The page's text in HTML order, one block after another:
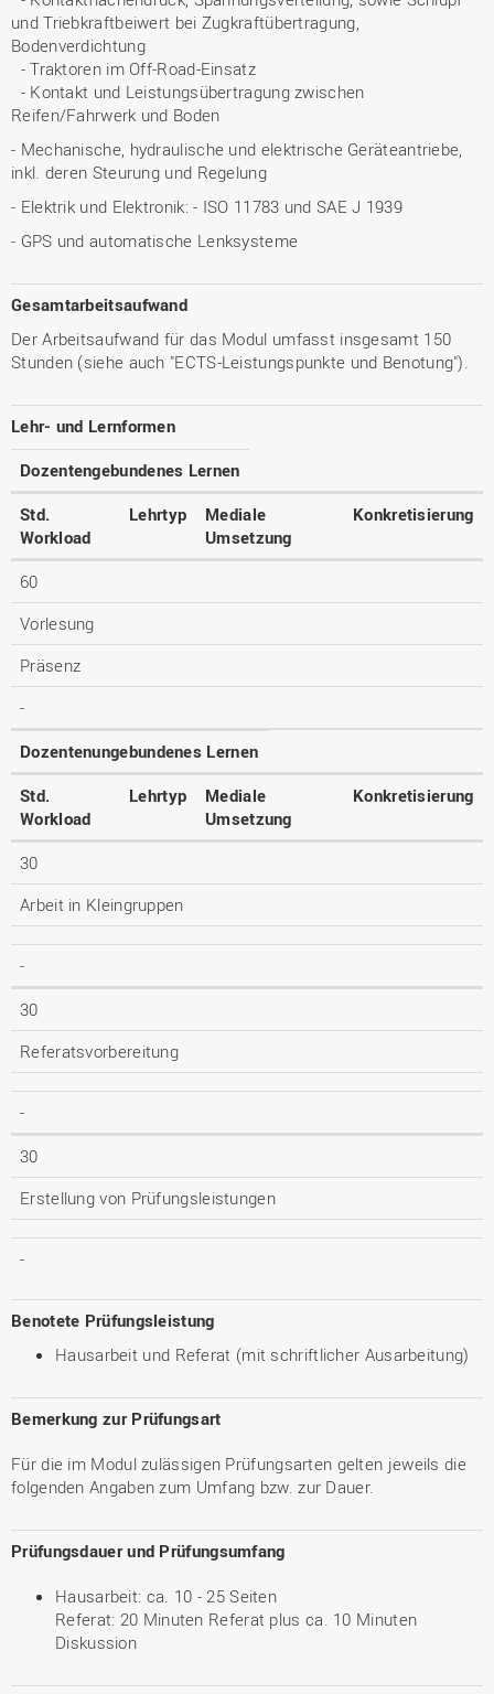
und Triebkraftbeiwert bei Zugkraftübertragung,
Bodenverdichtung
- Traktoren im Off-Road-Einsatz
- Kontakt und Leistungsübertragung zwischen
Reifen/Fahrwerk und Boden
- Mechanische, hydraulische und elektrische Geräteantriebe,
inkl. deren Steurung und Regelung
- Elektrik und Elektronik: - ISO 11783 und SAE J 1939
- GPS und automatische Lenksysteme
Gesamtarbeitsaufwand
Der Arbeitsaufwand für das Modul umfasst insgesamt 150
Stunden (siehe auch "ECTS-Leistungspunkte und Benotung").
Lehr- und Lernformen
Dozentengebundenes Lernen
Std.
Workload
Lehrtyp
Mediale
Umsetzung
Konkretisierung
60
Vorlesung
Präsenz
-
Dozentenungebundenes Lernen
Std.
Workload
Lehrtyp
Mediale
Umsetzung
Konkretisierung
30
Arbeit in Kleingruppen
-
30
Referatsvorbereitung
-
30
Erstellung von Prüfungsleistungen
-
Benotete Prüfungsleistung
Hausarbeit und Referat (mit schriftlicher Ausarbeitung)
Bemerkung zur Prüfungsart
Für die im Modul zulässigen Prüfungsarten gelten jeweils die
folgenden Angaben zum Umfang bzw. zur Dauer.
Prüfungsdauer und Prüfungsumfang
Hausarbeit: ca. 10 - 25 Seiten
Referat: 20 Minuten Referat plus ca. 10 Minuten
Diskussion